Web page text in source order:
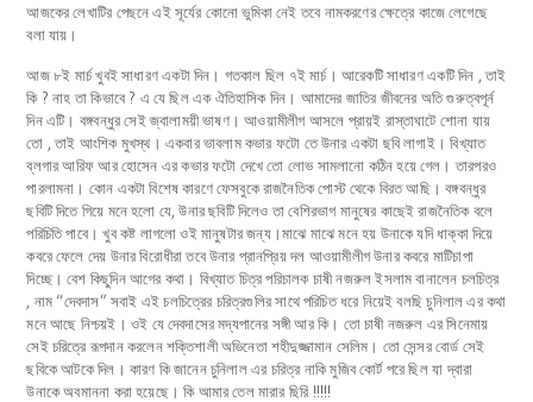
আজকের লেখাটির পেছনে এই সূর্যের কোনো ভুমিকা নেই তবে নামকরণের ক্ষেত্রে কাজে লেগেছে
বলা যায়।
আজ ৮ই মার্চ খুবই সাধারণ একটা দিন। গতকাল ছিল ৭ই মার্চ। আরেকটি সাধারণ একটি দিন , তাই
কি ? নাহ তা কিভাবে ? এ যে ছিল এক ঐতিহাসিক দিন। আমাদের জাতির জীবনের অতি গুরুত্বপূর্ন
দিন এটি। বঙ্গবন্ধুর সেই জ্বালাময়ী ভাষণ। আওয়ামীলীগ আসলে প্রায়ই রাস্তাঘাটে শোনা যায়
তো , তাই আংশিক মুখস্থ। একবার ভাবলাম কভার ফটো তে উনার একটা ছবি লাগাই। বিখ্যাত
ব্লগার আরিফ আর হোসেন এর কভার ফটো দেখে তো লোভ সামলানো কঠিন হয়ে গেল। তারপরও
পারলামনা। কোন একটা বিশেষ কারণে ফেসবুকে রাজনৈতিক পোস্ট থেকে বিরত আছি। বঙ্গবন্ধুর
ছবিটি দিতে গিয়ে মনে হলো যে, উনার ছবিটি দিলেও তা বেশিরভাগ মানুষের কাছেই রাজনৈতিক বলে
পরিচিতি পাবে। খুব কষ্ট লাগলো ওই মানুষটার জন্য।মাঝে মাঝে মনে হয় উনাকে যদি ধাক্কা দিয়ে
কবরে ফেলে দেয় উনার বিরোধীরা তবে উনার প্রানপ্রিয় দল আওয়ামীলীগ উনার কবরে মাটিচাপা
দিচ্ছে। বেশ কিছুদিন আগের কথা। বিখ্যাত চিত্র পরিচালক চাষী নজরুল ইসলাম বানালেন চলচিত্র
, নাম “দেবদাস” সবাই এই চলচিত্রের চরিত্রগুলির সাথে পরিচিত ধরে নিয়েই বলছি চুনিলাল এর কথা
মনে আছে নিশ্চয়ই। ওই যে দেবদাসের মদ্যপানের সঙ্গী আর কি। তো চাষী নজরুল এর সিনেমায়
সেই চরিত্রে রূপদান করলেন শক্তিশালী অভিনেতা শহীদুজ্জামান সেলিম। তো সেন্সর বোর্ড সেই
ছবিকে আটকে দিল। কারণ কি জানেন চুনিলাল এর চরিত্র নাকি মুজিব কোর্ট পরে ছিল যা দ্বারা
উনাকে অবমাননা করা হয়েছে। কি আমার তেল মারার ছিরি !!!!!